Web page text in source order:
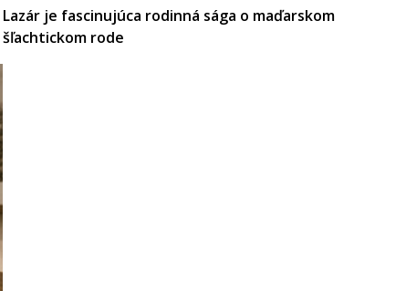
Lazár je fascinujúca rodinná sága o maďarskom
šľachtickom rode